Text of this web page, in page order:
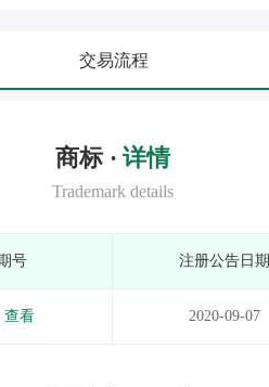
交易流程
商标 · 详情
Trademark details
号 注册公告日期
查看 2020-09-07